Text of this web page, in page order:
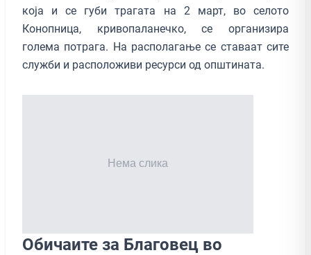
која и се губи трагата на 2 март, во селото
Конопница, кривопаланечко, се организира
голема потрага. На располагање се ставаат сите
служби и расположиви ресурси од општината.
Обичаите за Благовец во